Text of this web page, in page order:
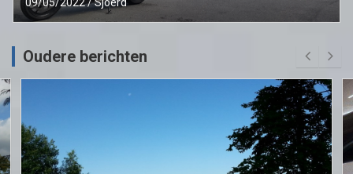
Oudere berichten